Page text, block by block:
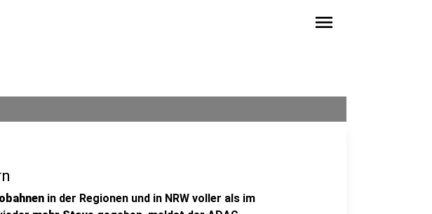
menu
in der Regionen und in NRW voller als im